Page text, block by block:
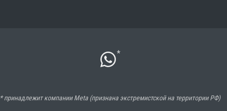
*
* принадлежит компании Meta (признана экстремистской на территории РФ)